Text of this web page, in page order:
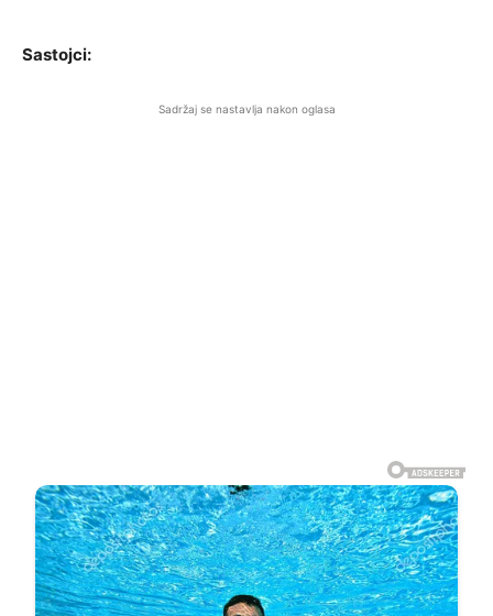
Sastojci:
Sadržaj se nastavlja nakon oglasa